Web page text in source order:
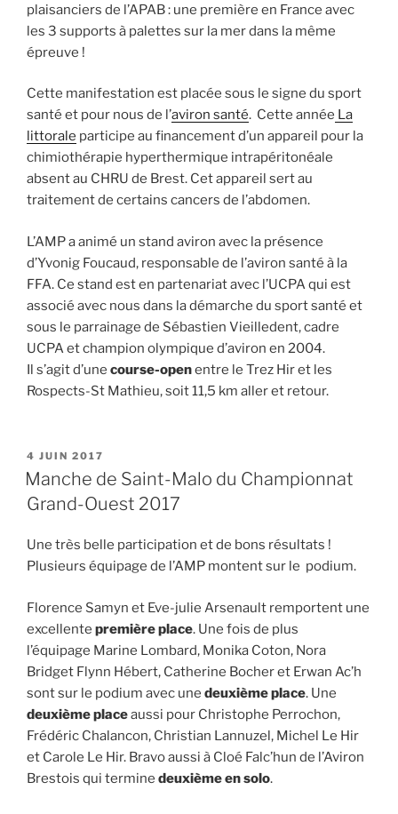
plaisanciers de l’APAB : une première en France avec
les 3 supports à palettes sur la mer dans la même
épreuve !
Cette manifestation est placée sous le signe du sport
santé et pour nous de l’aviron santé. Cette année La
littorale participe au financement d’un appareil pour la
chimiothérapie hyperthermique intrapéritonéale
absent au CHRU de Brest. Cet appareil sert au
traitement de certains cancers de l’abdomen.
L’AMP a animé un stand aviron avec la présence
d’Yvonig Foucaud, responsable de l’aviron santé à la
FFA. Ce stand est en partenariat avec l’UCPA qui est
associé avec nous dans la démarche du sport santé et
sous le parrainage de Sébastien Vieilledent, cadre
UCPA et champion olympique d’aviron en 2004.
Il s’agit d’une course-openentre le Trez Hir et les
Rospects-St Mathieu, soit 11,5 km aller et retour.
PUBLIÉ
LE
4 JUIN 2017
Manche de Saint-Malo du Championnat
Grand-Ouest 2017
Une très belle participation et de bons résultats !
Plusieurs équipage de l’AMP montent sur le podium.
Florence Samyn et Eve-julie Arsenault remportent une
excellente première place. Une fois de plus
l’équipage Marine Lombard, Monika Coton, Nora
Bridget Flynn Hébert, Catherine Bocher et Erwan Ac’h
sont sur le podium avec une deuxième place. Une
deuxième placeaussi pour Christophe Perrochon,
Frédéric Chalancon, Christian Lannuzel, Michel Le Hir
et Carole Le Hir. Bravo aussi à Cloé Falc’hun de l’Aviron
Brestois qui termine deuxième en solo.